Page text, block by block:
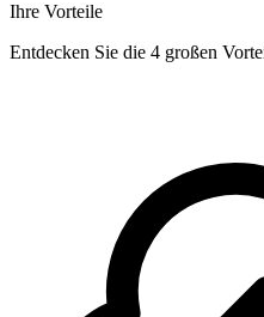
Ihre Vorteile
Entdecken Sie die 4 großen